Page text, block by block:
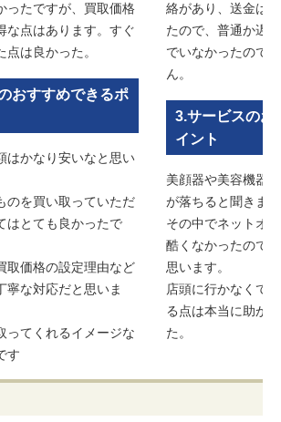
ったですが、買取価格
な点はあります。すぐ
は良かった。
おすすめできるポ
はかなり安いなと思い
のを買い取っていただ
はとても良かったで
取価格の設定理由など
寧な対応だと思いま
ってくれるイメージな
す
絡があり、送金は3
たので、普通か遅
でいなかったので
ん。
3.サービスのお
イント
美顔器や美容機器
が落ちると聞きま
その中でネットオ
酷くなかったので
思います。
店頭に行かなくて
る点は本当に助か
た。